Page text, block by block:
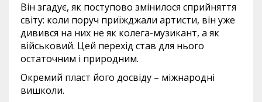
Він згадує, як поступово змінилося сприйняття
світу: коли поруч приїжджали артисти, він уже
дивився на них не як колега-музикант, а як
військовий. Цей перехід став для нього
остаточним і природним.
Окремий пласт його досвіду – міжнародні
вишколи.